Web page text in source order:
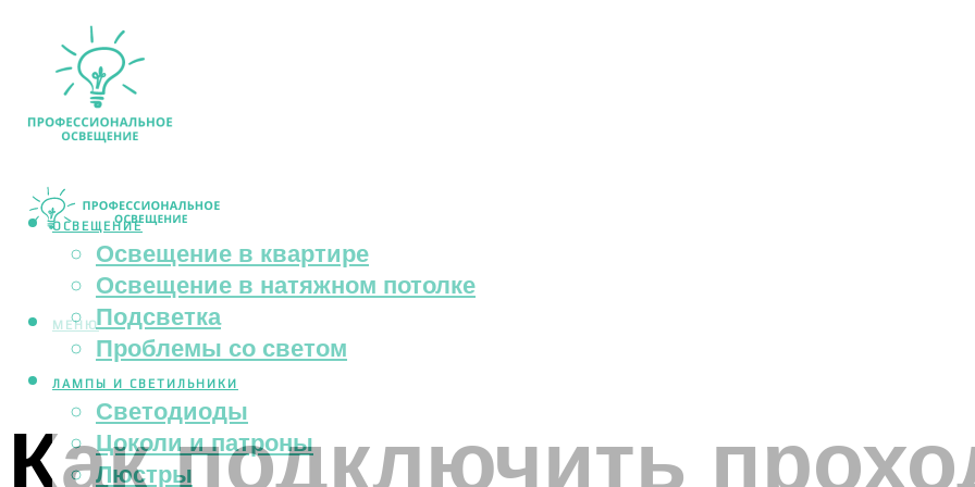
ОСВЕЩЕНИЕ
Освещение в квартире
Освещение в натяжном потолке
Подсветка
Проблемы со светом
ЛАМПЫ И СВЕТИЛЬНИКИ
Светодиоды
Цоколи и патроны
Люстры
МЕНЮ
Как подключить